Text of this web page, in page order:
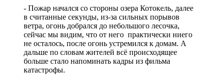
- Пожар начался со стороны озера Котокель, далее
в считанные секунды, из-за сильных порывов
ветра, огонь добрался до небольшого лесочка,
сейчас мы видим, что от него практически ниего
не осталось, после огонь устремился к домам. А
дальше по словам жителей всё происходящее
больше стало напоминать кадры из фильма
катастрофы.